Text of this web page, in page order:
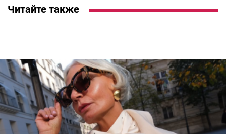
Читайте также